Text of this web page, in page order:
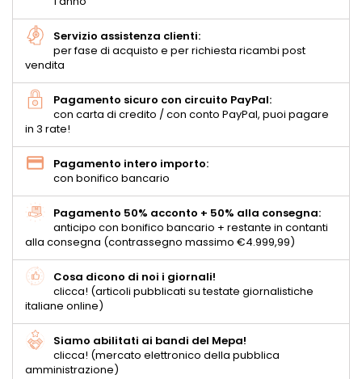
Servizio assistenza clienti:
per fase di acquisto e per richiesta ricambi post
vendita
Pagamento sicuro con circuito PayPal:
con carta di credito / con conto PayPal, puoi pagare
in 3 rate!
Pagamento intero importo:
con bonifico bancario
Pagamento 50% acconto + 50% alla consegna:
anticipo con bonifico bancario + restante in contanti
alla consegna (contrassegno massimo €4.999,99)
Cosa dicono di noi i giornali!
clicca! (articoli pubblicati su testate giornalistiche
italiane online)
Siamo abilitati ai bandi del Mepa!
clicca! (mercato elettronico della pubblica
amministrazione)